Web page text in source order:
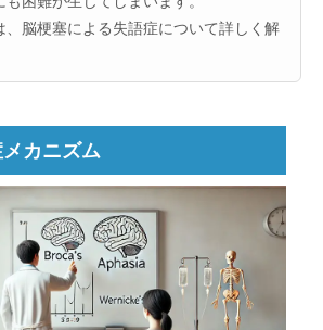
、脳梗塞による失語症について詳しく解
カニズム